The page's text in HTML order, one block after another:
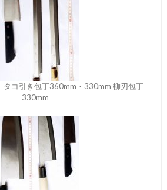
コ引き包丁360mm・330mm 柳刃包丁
330mm